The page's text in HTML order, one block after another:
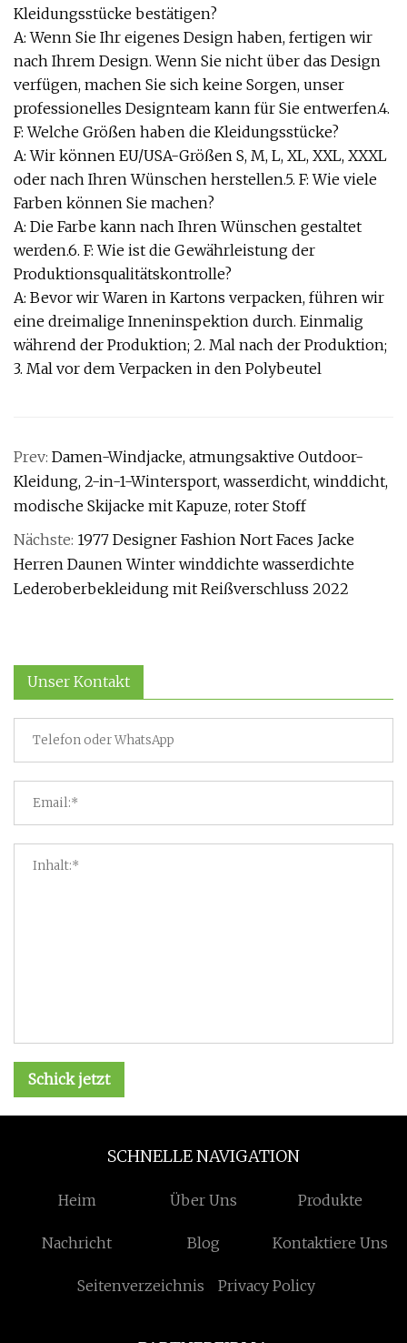
Kleidungsstücke bestätigen?
A: Wenn Sie Ihr eigenes Design haben, fertigen wir
nach Ihrem Design. Wenn Sie nicht über das Design
verfügen, machen Sie sich keine Sorgen, unser
professionelles Designteam kann für Sie entwerfen.4.
F: Welche Größen haben die Kleidungsstücke?
A: Wir können EU/USA-Größen S, M, L, XL, XXL, XXXL
oder nach Ihren Wünschen herstellen.5. F: Wie viele
Farben können Sie machen?
A: Die Farbe kann nach Ihren Wünschen gestaltet
werden.6. F: Wie ist die Gewährleistung der
Produktionsqualitätskontrolle?
A: Bevor wir Waren in Kartons verpacken, führen wir
eine dreimalige Inneninspektion durch. Einmalig
während der Produktion; 2. Mal nach der Produktion;
3. Mal vor dem Verpacken in den Polybeutel
Prev: Damen-Windjacke, atmungsaktive Outdoor-
Kleidung, 2-in-1-Wintersport, wasserdicht, winddicht,
modische Skijacke mit Kapuze, roter Stoff
Nächste: 1977 Designer Fashion Nort Faces Jacke
Herren Daunen Winter winddichte wasserdichte
Lederoberbekleidung mit Reißverschluss 2022
Unser Kontakt
Schick jetzt
SCHNELLE NAVIGATION
Heim Über Uns Produkte
Nachricht Blog Kontaktiere Uns
Seitenverzeichnis Privacy Policy